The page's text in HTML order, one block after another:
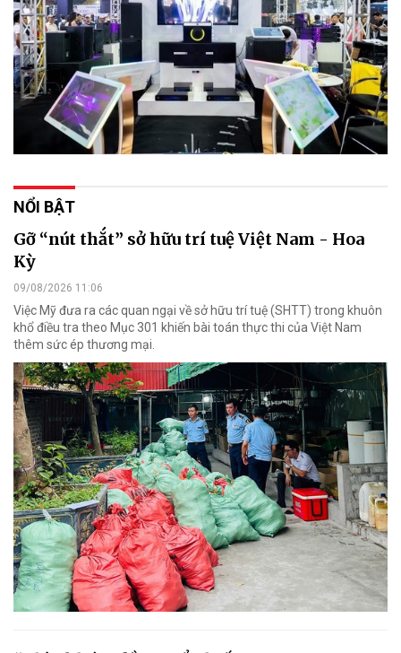
NỔI BẬT
Gỡ “nút thắt” sở hữu trí tuệ Việt Nam - Hoa
Kỳ
09/08/2026 11:06
Việc Mỹ đưa ra các quan ngại về sở hữu trí tuệ (SHTT) trong khuôn
khổ điều tra theo Mục 301 khiến bài toán thực thi của Việt Nam
thêm sức ép thương mại.